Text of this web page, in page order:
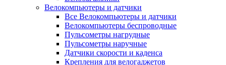
Велокомпьютеры и датчики
Все Велокомпьютеры и датчики
Велокомпьютеры беспроводные
Пульсометры нагрудные
Пульсометры наручные
Датчики скорости и каденса
Крепления для велогаджетов